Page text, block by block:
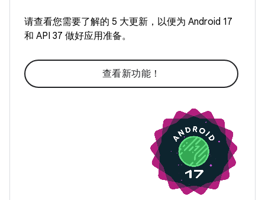
请查看您需要了解的 5 大更新，以便为 Android 17
和 API 37 做好应用准备。
查看新功能！